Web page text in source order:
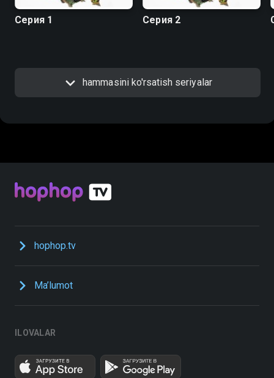
Серия 1 Серия 2
hammasini ko'rsatish seriyalar
hophop.tv
Ma’lumot
ILOVALAR